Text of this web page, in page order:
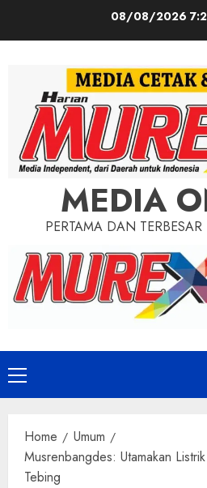
08/08/2026
MEDIA
PERTAMA DAN TERBESAR
Primary
Menu
Home
Umum
Musrenbangdes: Utamakan
Tebing